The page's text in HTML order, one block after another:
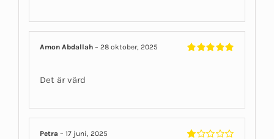
Amon Abdallah– 28 oktober, 2025
Det är värd
Petra– 17 juni, 2025